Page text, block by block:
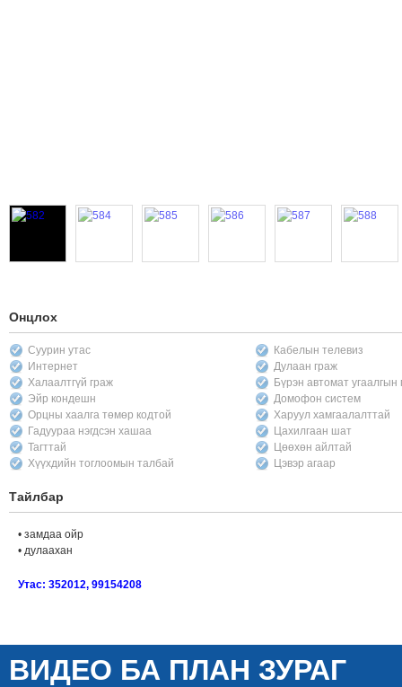
Онцлох
Суурин утас
Кабелын телевиз
Интернет
Дулаан граж
Халаалтгүй граж
Бүрэн автомат
Эйр кондешн
Домофон систем
Орцны хаалга төмөр кодтой
Харуул хамгаалалттай
Гадуураа нэгдсэн хашаа
Цахилгаан шат
Тагттай
Цөөхөн айлтай
Хүүхдийн тоглоомын талбай
Цэвэр агаар
Тайлбар
• замдаа ойр
• дулаахан
Утас: 352012, 99154208
ВИДЕО БА ПЛАН ЗУРАГ